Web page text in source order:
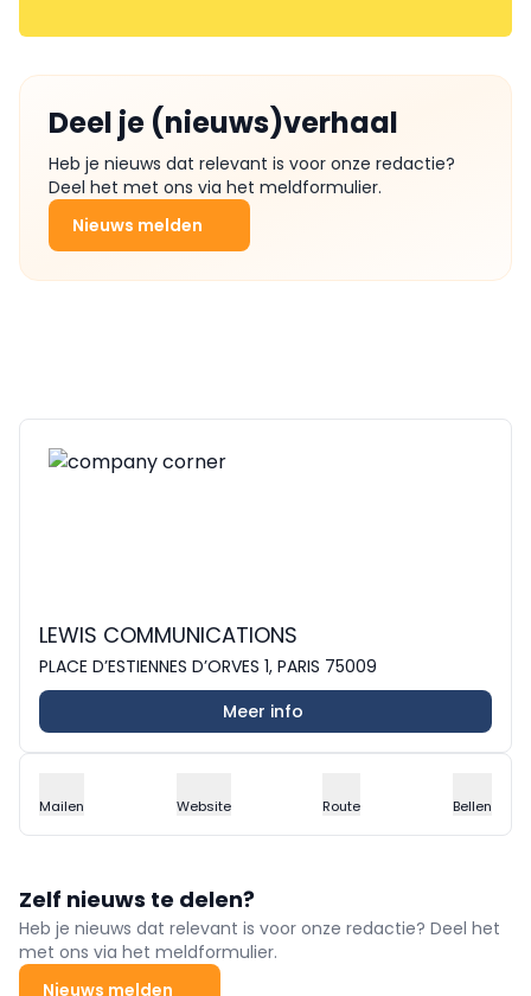
Deel je (nieuws)verhaal
Heb je nieuws dat relevant is voor onze redactie?
Deel het met ons via het meldformulier.
Nieuws melden
LEWIS COMMUNICATIONS
PLACE D’ESTIENNES D’ORVES 1, PARIS 75009
Meer info
Mailen Website Route Bellen
Zelf nieuws te delen?
Heb je nieuws dat relevant is voor onze redactie? Deel het
met ons via het meldformulier.
Nieuws melden